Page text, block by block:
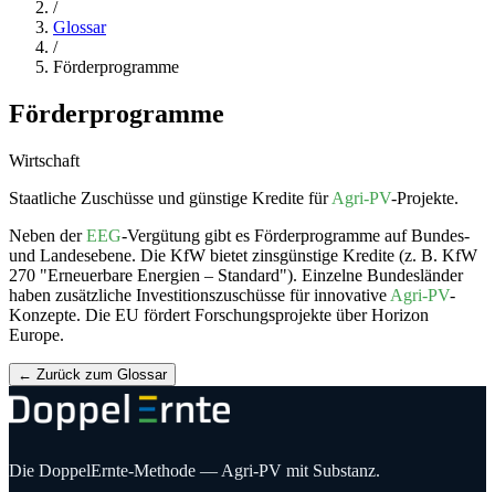
/
Glossar
/
Förderprogramme
Förderprogramme
Wirtschaft
Staatliche Zuschüsse und günstige Kredite fürAgri-PV-Projekte.
Neben derEEG-Vergütung gibt es Förderprogramme auf Bundes-
und Landesebene. Die KfW bietet zinsgünstige Kredite (z. B. KfW
270 "Erneuerbare Energien – Standard"). Einzelne Bundesländer
haben zusätzliche Investitionszuschüsse für innovative Agri-PV-
Konzepte. Die EU fördert Forschungsprojekte über Horizon
Europe.
← Zurück zum Glossar
Die DoppelErnte-Methode — Agri-PV mit Substanz.